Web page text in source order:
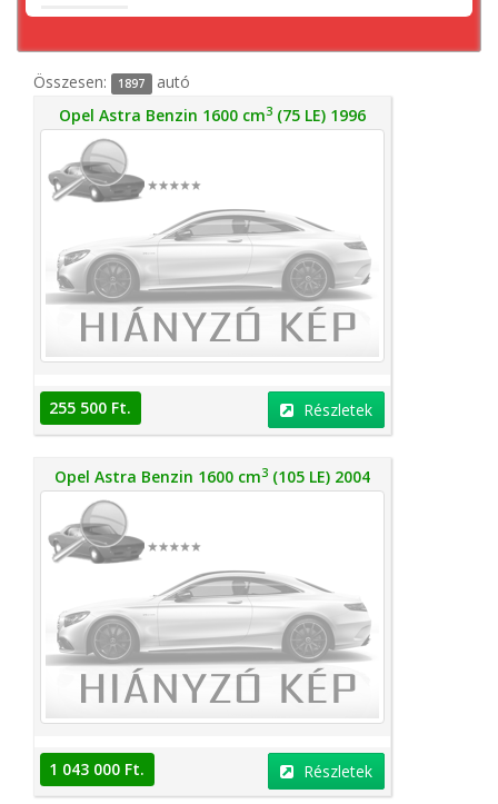
Összesen: 1897 autó
Opel Astra Benzin 1600 cm3 (75 LE) 1996
255 500 Ft. Részletek
Opel Astra Benzin 1600 cm3 (105 LE) 2004
1 043 000 Ft. Részletek